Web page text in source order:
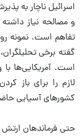
اسرائیل ناچار به
و مصالحه نیاز
تفاهم است. نمونه
گفته برخی
است. آمریکایی‌ها با
لازم را برای باز
کشورهای آسیایی
حتی فرماندهان ارتش